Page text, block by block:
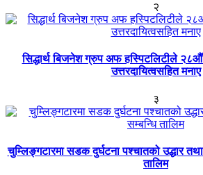
२
सिद्धार्थ बिजनेश ग्रुप अफ हस्पिटलिटीले २८औँ
उत्तरदायित्वसहित मनाए
३
चुम्लिङ्गटारमा सडक दुर्घटना पश्चातको उद्धार
तालिम